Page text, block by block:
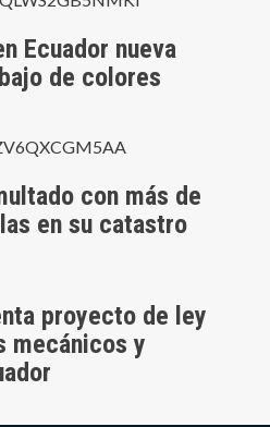
Ecuador nueva
de colores
con más de
en su catastro
proyecto de ley
mecánicos y